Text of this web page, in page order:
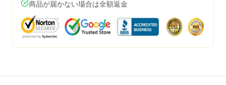
商品が届かない場合は全額返金